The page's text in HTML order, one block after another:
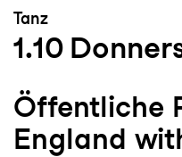
Tanz
1.10
Öffentliche
England